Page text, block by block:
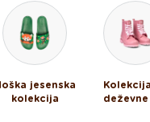
jesenska
kolekcija